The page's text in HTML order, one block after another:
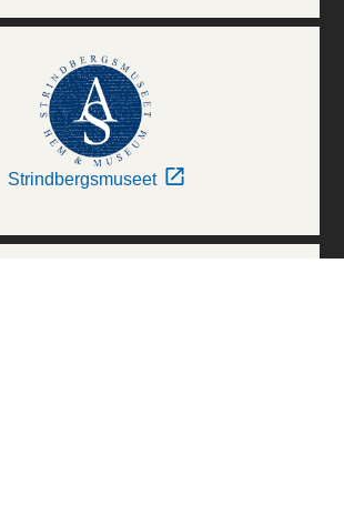
Strindbergsmuseet